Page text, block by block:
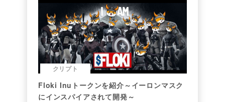
クリプト
Floki Inuトークンを紹介～イーロンマスク
にインスパイアされて開発～